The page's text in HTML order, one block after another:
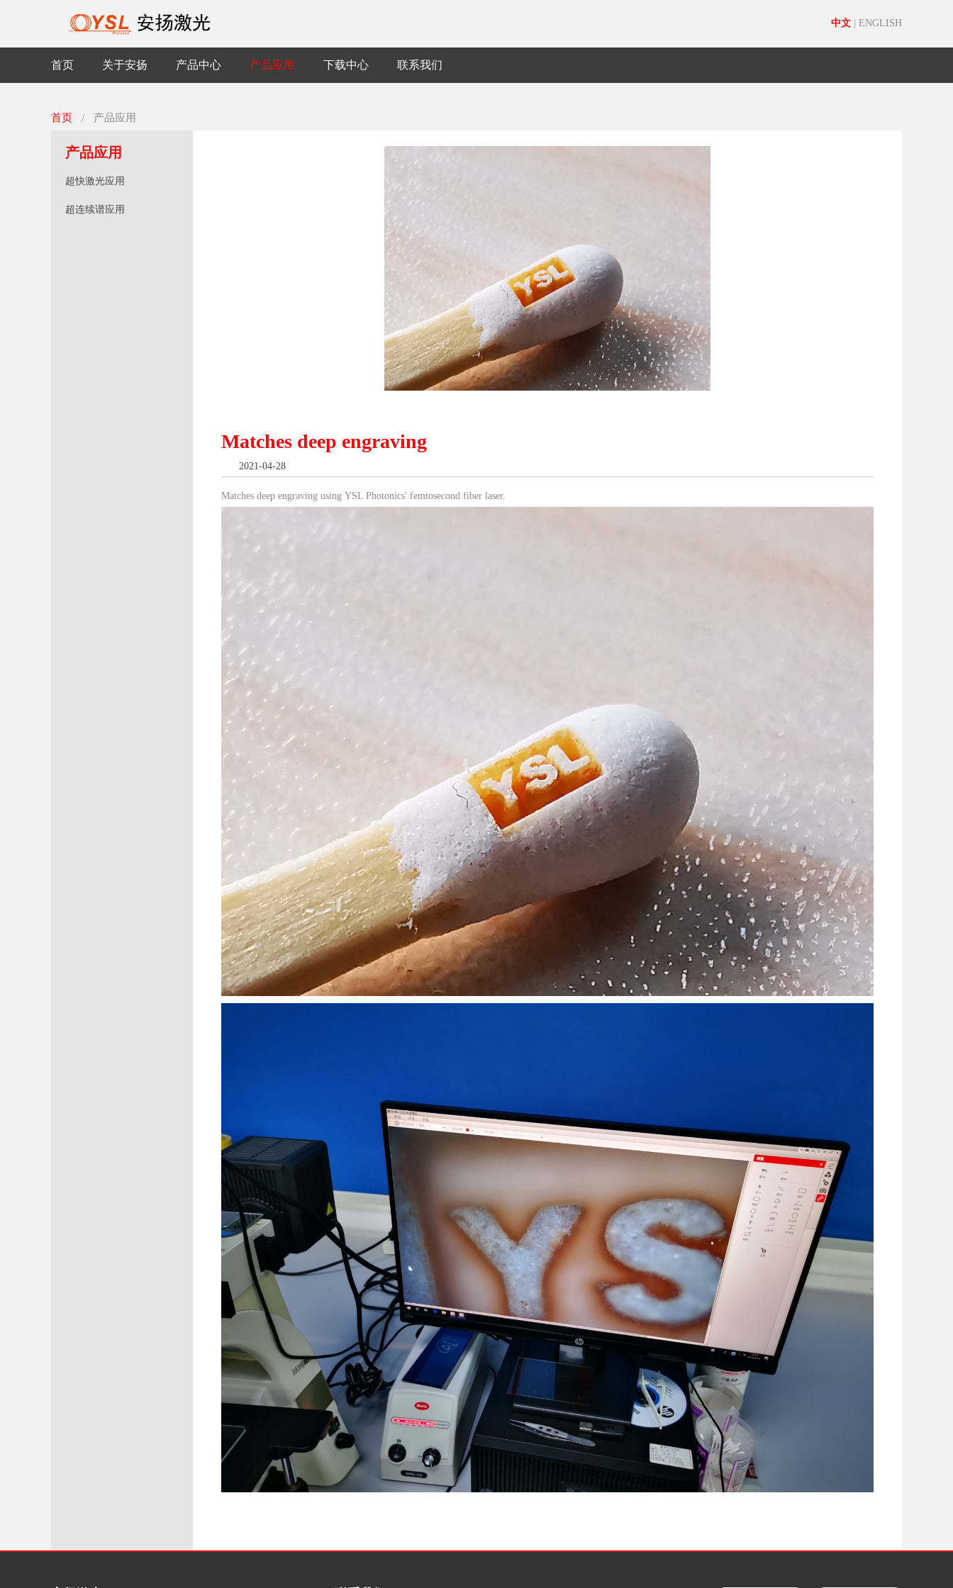
中文 ENGLISH
首页 关于安扬 产品中心 产品应用 下载中心 联系我们
首页 / 产品应用
产品应用
超快激光应用
超连续谱应用
Matches deep engraving
2021-04-28
Matches deep engraving using YSL Photonics' femtosecond fiber laser.